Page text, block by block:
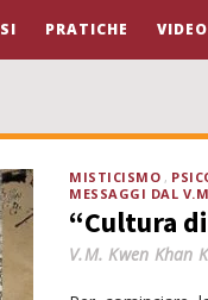
PRATICHE VIDEO
MISTICISMO
MESSAGGI DAL
“Cultura
V.M. Kwen Khan